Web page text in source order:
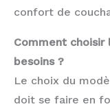
confort de
Comment
besoins ?
Le choix du
doit se faire en